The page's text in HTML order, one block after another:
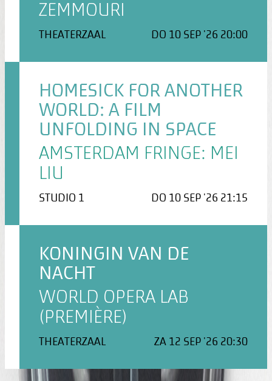
ZEMMOURI
THEATERZAAL DO 10 SEP '26 20:00
HOMESICK FOR ANOTHER
WORLD: A FILM
UNFOLDING IN SPACE
AMSTERDAM FRINGE: MEI
LIU
STUDIO 1 DO 10 SEP '26 21:15
KONINGIN VAN DE
NACHT
WORLD OPERA LAB
(PREMIÈRE)
THEATERZAAL ZA 12 SEP '26 20:30